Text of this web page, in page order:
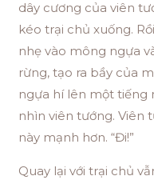
dây cương của viên
kéo trại chủ xuống.
nhẹ vào mông ngựa
rừng, tạo ra bầy của
ngựa hí lên một tiếng
nhìn viên tướng. Viên
này mạnh hơn. “Đi!”
Quay lại với trại chủ